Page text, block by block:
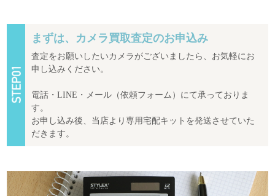
まずは、カメラ買取査定のお申込み
査定をお願いしたいカメラがございましたら、お気軽にお
申し込みください。
電話・LINE・メール（依頼フォーム）にて承っておりま
す。
お申し込み後、当店より専用宅配キットを発送させていた
だきます。